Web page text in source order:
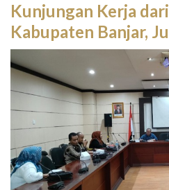
Kunjungan Kerja
Kabupaten Banjar,